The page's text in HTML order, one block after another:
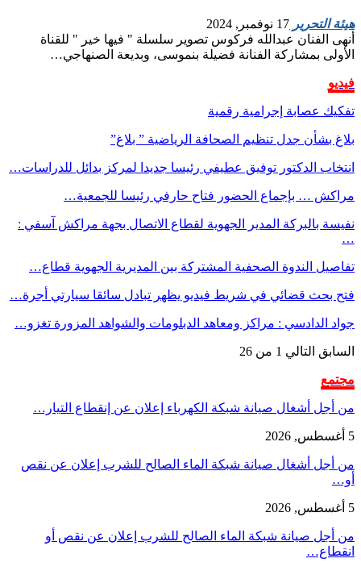
هيئة التحرير 17 نوفمبر, 2024
أنهى الفنان عبدالله فركوس تصوير سلسلة " فيها خير " للقناة
الأولى بمشاركة الفنانة فضيلة بنموسى، وبديعة الصنهاجي…
فيديو
تفكيك عصابة إجرامية رقمية
بلاغ بشأن جدل تنظيم الصحافة الرياضية ” بلاغ”
انتخاب الدكتور توفيق عطيفي رئيسا جديدا لمركز بدائل للدراسات…
مراكش … بإجماع الحضور فتاح حارفي رئيسا للجمعية…
نفيسة بالبركة المدير الجهوية لقطاع الاتصال بجهة مراكش آسفي :
…
تفاصيل الندوة الصحفية المشتركة بين المديرية الجهوية قطاع…
فتح بحث قضائي في شريط فيديو يظهر تبادل سائقا سيارتي أجرة…
جواد الدادسي : مراكز ومعاهد الدبلومات والشواهد المزورة تغزو…
السابق التالي 1 من 26
مجتمع
من أجل أشغال صيانة شبكة الكهرباء إعلان عن إنقطاع التيار…
5 أغسطس, 2026
من أجل أشغال صيانة شبكة الماء الصالح للشرب إعلان عن نقص
أو…
5 أغسطس, 2026
من أجل صيانة شبكة الماء الصالح للشرب إعلان عن نقص أو
انقطاع…